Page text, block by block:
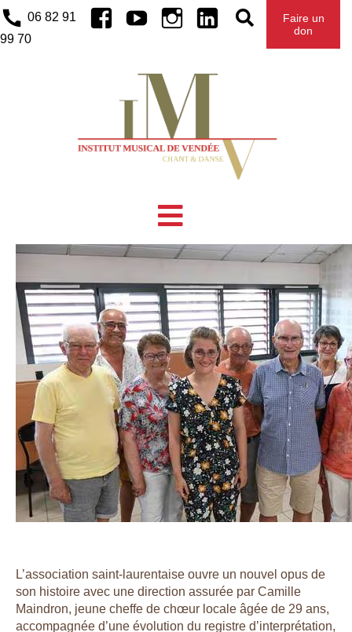
06 82 91
99 70
FacebookYoutubeInstagram
Faire un
don
UNE NOUVELLE CHEFFE DE CHŒUR
L’association saint-laurentaise ouvre un nouvel opus de
son histoire avec une direction assurée par Camille
Maindron, jeune cheffe de chœur locale âgée de 29 ans,
accompagnée d’une évolution du registre d’interprétation,